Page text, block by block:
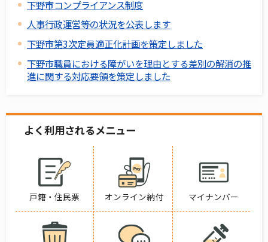
下野市コンプライアンス制度
人事行政運営等の状況を公表します
下野市第3次定員適正化計画を策定しました
下野市職員における障がいを理由とする差別の解消の推
進に関する対応要領を策定しました
よく利用されるメニュー
戸籍・住民票 オンライン納付 マイナンバー